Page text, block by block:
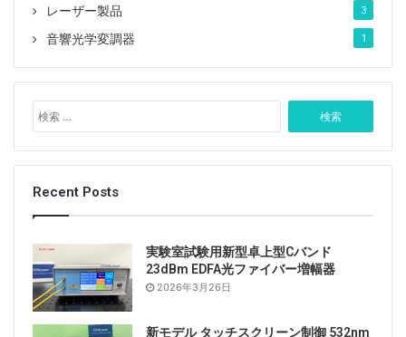
図2.上の図は、ナノレーザーのしきい値電流とデバイス
温度の関係を示しています。
驚くべきことに、ナノレーザーのしきい値電流は、出力
特性または発光スペクトルの低下とは関係がありませ
ん。これはマクロレーザーのレーザーしきい値の兆候で
す。図1bは、出力特性に重要な点が見られた場合でも、
レーザー状態への遷移がより高い電流で発生することを
明確に示しています。これは、ナノレーザーのレーザー
科学者にとって予測不可能です。
レーザー製品 3
音響光学変調器 1
索
:
Recent Posts
実験室試験用新型卓上型Cバンド
23dBm EDFA光ファイバー増幅器
2026年3月26日
新モデル タッチスクリーン制御 532nm